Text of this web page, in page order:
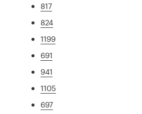
817
824
1199
691
941
1105
697